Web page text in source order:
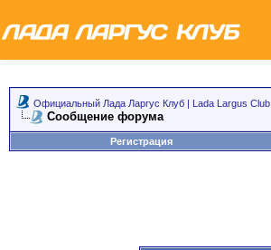
Официальный Лада Ларгус Клуб | Lada Largus Club
Сообщение форума
Регистрация